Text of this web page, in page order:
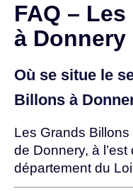
FAQ –
à Donnery
Où se situe le
Billons à
Les Grands
de Donnery, à l’est
département du